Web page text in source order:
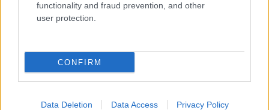
functionality and fraud prevention, and other
user protection.
CONFIRM
Data Deletion Data Access Privacy Policy